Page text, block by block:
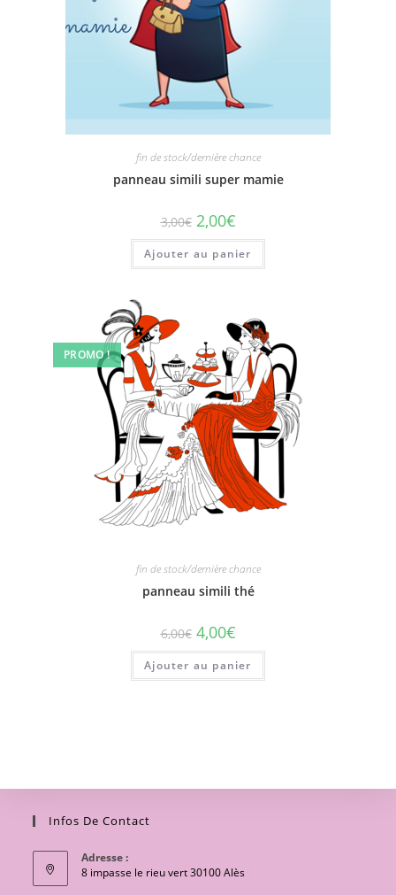
fin de stock/dernière chance
panneau simili super mamie
3,00€ 2,00€
Ajouter au panier
PROMO !
fin de stock/dernière chance
panneau simili thé
6,00€ 4,00€
Ajouter au panier
Infos De Contact
Adresse :
8 impasse le rieu vert 30100 Alès